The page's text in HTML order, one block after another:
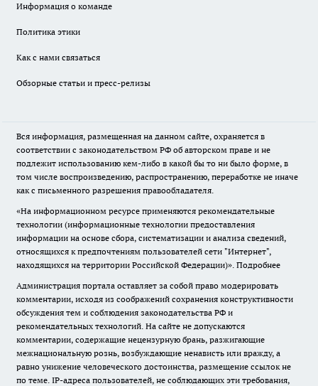
Информация о команде
Политика этики
Как с нами связаться
Обзорные статьи и пресс-релизы
Вся информация, размещенная на данном сайте, охраняется в
соответствии с законодательством РФ об авторском праве и не
подлежит использованию кем-либо в какой бы то ни было форме, в
том числе воспроизведению, распространению, переработке не иначе
как с письменного разрешения правообладателя.
«На информационном ресурсе применяются рекомендательные
технологии (информационные технологии предоставления
информации на основе сбора, систематизации и анализа сведений,
относящихся к предпочтениям пользователей сети "Интернет",
находящихся на территории Российской Федерации)». Подробнее
Администрация портала оставляет за собой право модерировать
комментарии, исходя из соображений сохранения конструктивности
обсуждения тем и соблюдения законодательства РФ и
рекомендательных технологий. На сайте не допускаются
комментарии, содержащие нецензурную брань, разжигающие
межнациональную рознь, возбуждающие ненависть или вражду, а
равно унижение человеческого достоинства, размещение ссылок не
по теме. IP-адреса пользователей, не соблюдающих эти требования,